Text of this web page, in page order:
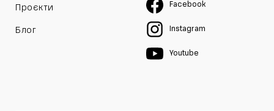
Проєкти
Блог
Facebook
Instagram
Youtube